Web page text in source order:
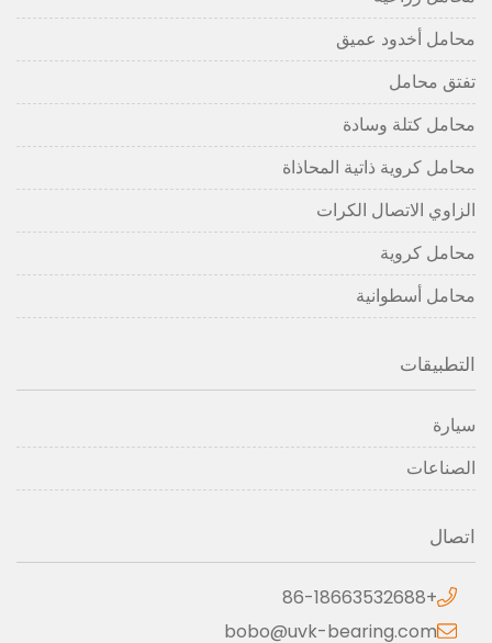
محامل أخدود عميق
تفتق محامل
محامل كتلة وسادة
محامل كروية ذاتية المحاذاة
الزاوي الاتصال الكرات
محامل كروية
محامل أسطوانية
التطبيقات
سيارة
الصناعات
اتصال
+86-18663532688
bobo@uvk-bearing.com